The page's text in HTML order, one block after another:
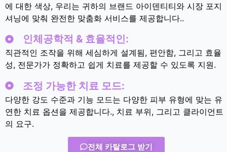
에 대한 색상, 우리는 귀하의 브랜드 아이덴티티와 시장 포지
셔닝에 맞춰 완전한 맞춤화 서비스를 제공합니다..
인체공학적 & 효율적인:
직관적인 조작을 위해 세심하게 설계됨, 편안함, 그리고 효율
성, 전문가가 정확하고 쉽게 치료를 제공할 수 있도록 지원.
조정 가능한 치료 모드:
다양한 강도 수준과 기능 모드는 다양한 피부 유형에 맞는 유
연한 치료 옵션을 제공합니다., 치료 부위, 그리고 클라이언트
의 요구.
전체 카탈로그 받기